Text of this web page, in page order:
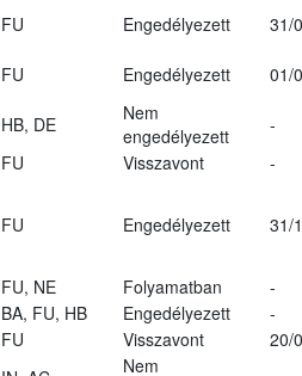
FU Engedélyezett
31/
FU Engedélyezett 01/
HB, DE
Nem
engedélyezett
-
FU Visszavont
-
FU Engedélyezett 31/
FU, NE Folyamatban
-
BA, FU, HB Engedélyezett
-
FU Visszavont
20/
Nem